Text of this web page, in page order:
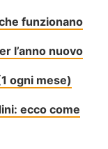
funzionano
l’anno nuovo
ogni mese)
ecco come